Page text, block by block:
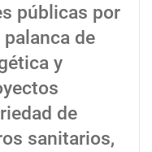
públicas por
de
y
de
sanitarios,